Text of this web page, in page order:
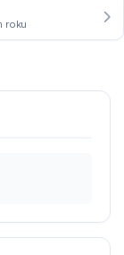
roku